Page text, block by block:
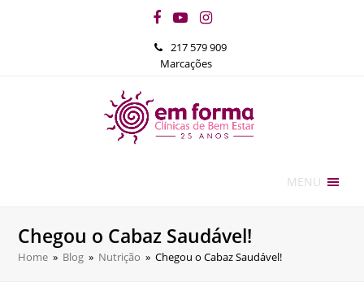
Facebook
YouTubeInstagram
217 579 909
Marcações
MENU
Chegou o Cabaz Saudável!
Home » Blog » Nutrição » Chegou o Cabaz Saudável!